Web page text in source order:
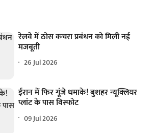
रेलवे में ठोस कचरा प्रबंधन को मिली नई
मजबूती
26 Jul 2026
ईरान में फिर गूंजे धमाके! बुशहर न्यूक्लियर
प्लांट के पास विस्फोट
09 Jul 2026